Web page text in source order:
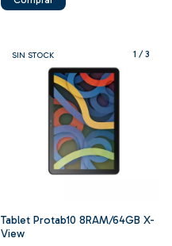
1 /3
SIN STOCK
Tablet Protab10 8RAM/64GB X-
View